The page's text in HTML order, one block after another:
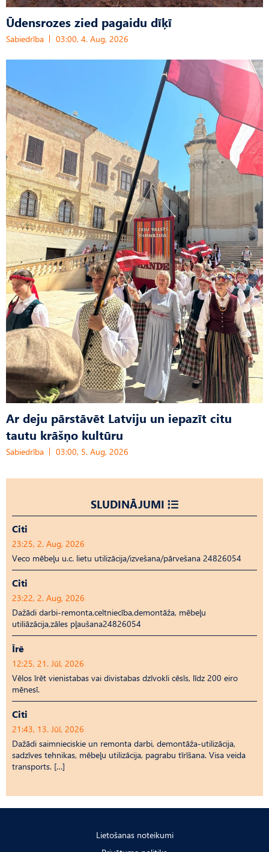
Ūdensrozes zied pagaidu dīķī
Sabiedrība 03:00, 4. Aug, 2026
Ar deju pārstāvēt Latviju un iepazīt citu
tautu krāšņo kultūru
Sabiedrība 03:00, 5. Aug, 2026
SLUDINĀJUMI
Citi
23:25, 2. Aug, 2026
Veco mēbeļu u.c. lietu utilizācija/izvešana/pārvešana 24826054
Citi
23:22, 2. Aug, 2026
Dažādi darbi-remonta,celtniecība,demontāža, mēbeļu
utiliāzācija,zāles pļaušana24826054
Īrē
12:25, 21. Jūl, 2026
Vēlos īrēt vienistabas vai divistabas dzīvokli cēsīs, līdz 200 eiro
mēnesī.
Citi
21:43, 13. Jūl, 2026
Dažādi saimnieciskie un remonta darbi, demontāža-utilizācija,
sadzīves tehnikas, mēbeļu utilizācija, pagrabu tīrīšana. Visa veida
transports. […]
Lietošanas noteikumi